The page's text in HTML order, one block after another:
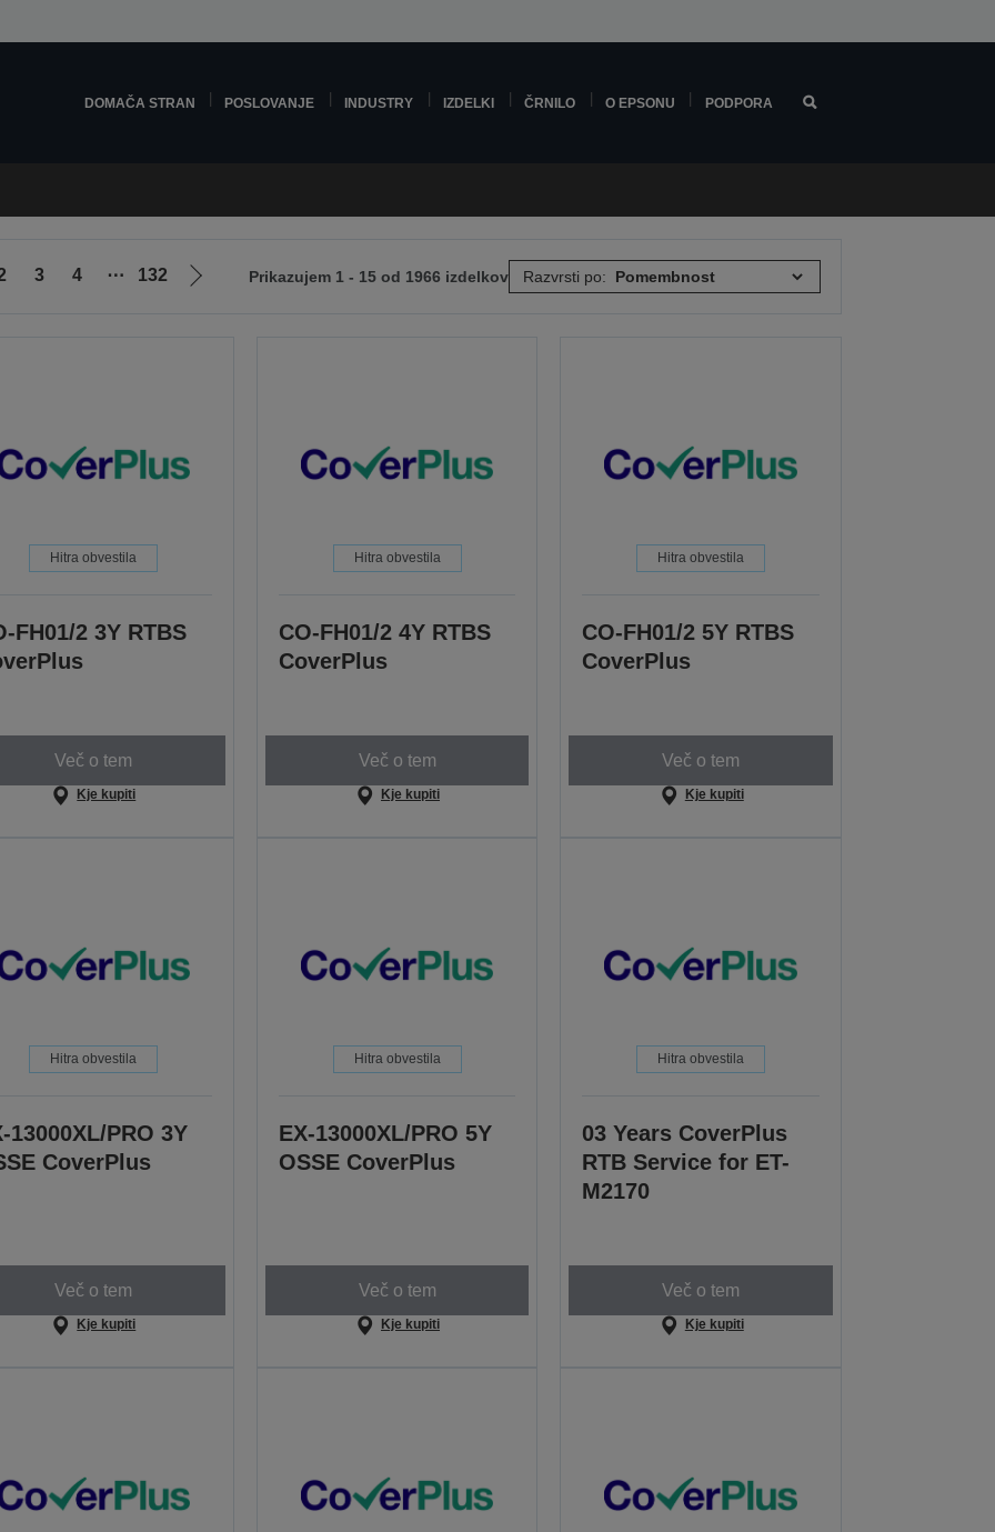
DOMAČA STRAN POSLOVANJE INDUSTRY IZDELKI ČRNILO O EPSONU PODPORA
3 4 ⋯ 132
Pojdi
Prikazujem 1 - 15 od 1966 izdelkov Razvrsti po:
Hitra obvestila
FH01/2 3Y RTBS
Več o tem
Kje kupiti
Hitra obvestila
CO-FH01/2 4Y RTBS
CoverPlus
Več o tem
Kje kupiti
Hitra obvestila
CO-FH01/2 5Y RTBS
CoverPlus
Več o tem
Kje kupiti
Hitra obvestila
13000XL/PRO 3Y
CoverPlus
Več o tem
Kje kupiti
Hitra obvestila
EX-13000XL/PRO 5Y
OSSE CoverPlus
Več o tem
Kje kupiti
Hitra obvestila
03 Years CoverPlus
RTB Service for ET-
M2170
Več o tem
Kje kupiti